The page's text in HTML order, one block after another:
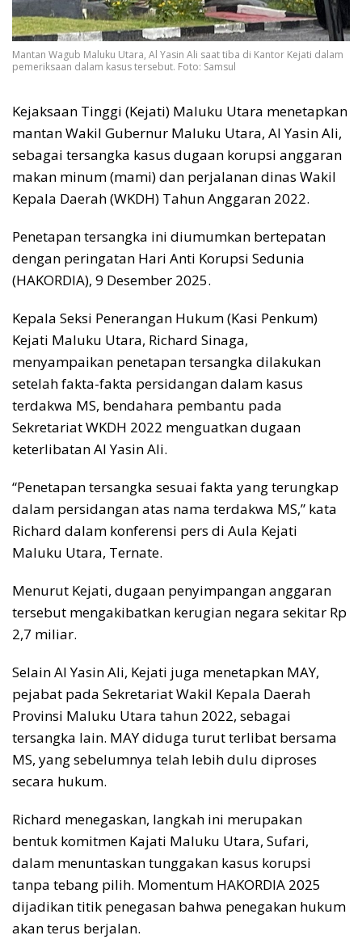
Mantan Wagub Maluku Utara, Al Yasin Ali saat tiba di Kantor Kejati dalam
pemeriksaan dalam kasus tersebut. Foto: Samsul
Kejaksaan Tinggi (Kejati) Maluku Utara menetapkan
mantan Wakil Gubernur Maluku Utara, Al Yasin Ali,
sebagai tersangka kasus dugaan korupsi anggaran
makan minum (mami) dan perjalanan dinas Wakil
Kepala Daerah (WKDH) Tahun Anggaran 2022.
Penetapan tersangka ini diumumkan bertepatan
dengan peringatan Hari Anti Korupsi Sedunia
(HAKORDIA), 9 Desember 2025.
Kepala Seksi Penerangan Hukum (Kasi Penkum)
Kejati Maluku Utara, Richard Sinaga,
menyampaikan penetapan tersangka dilakukan
setelah fakta-fakta persidangan dalam kasus
terdakwa MS, bendahara pembantu pada
Sekretariat WKDH 2022 menguatkan dugaan
keterlibatan Al Yasin Ali.
“Penetapan tersangka sesuai fakta yang terungkap
dalam persidangan atas nama terdakwa MS,” kata
Richard dalam konferensi pers di Aula Kejati
Maluku Utara, Ternate.
Menurut Kejati, dugaan penyimpangan anggaran
tersebut mengakibatkan kerugian negara sekitar Rp
2,7 miliar.
Selain Al Yasin Ali, Kejati juga menetapkan MAY,
pejabat pada Sekretariat Wakil Kepala Daerah
Provinsi Maluku Utara tahun 2022, sebagai
tersangka lain. MAY diduga turut terlibat bersama
MS, yang sebelumnya telah lebih dulu diproses
secara hukum.
Richard menegaskan, langkah ini merupakan
bentuk komitmen Kajati Maluku Utara, Sufari,
dalam menuntaskan tunggakan kasus korupsi
tanpa tebang pilih. Momentum HAKORDIA 2025
dijadikan titik penegasan bahwa penegakan hukum
akan terus berjalan.